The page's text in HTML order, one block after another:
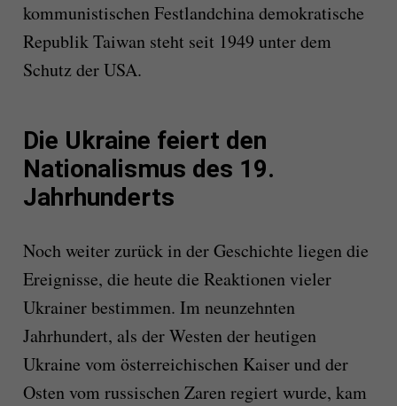
kommunistischen Festlandchina demokratische
Republik Taiwan steht seit 1949 unter dem
Schutz der USA.
Die Ukraine feiert den
Nationalismus des 19.
Jahrhunderts
Noch weiter zurück in der Geschichte liegen die
Ereignisse, die heute die Reaktionen vieler
Ukrainer bestimmen. Im neunzehnten
Jahrhundert, als der Westen der heutigen
Ukraine vom österreichischen Kaiser und der
Osten vom russischen Zaren regiert wurde, kam